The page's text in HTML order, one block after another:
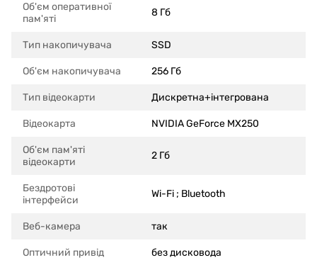
Об'єм оперативної
пам'яті
8 Гб
Тип накопичувача SSD
Об'єм накопичувача 256 Гб
Тип відеокарти Дискретна+інтегрована
Відеокарта NVIDIA GeForce MX250
Об'єм пам'яті
відеокарти
2 Гб
Бездротові
інтерфейси
Wi-Fi ; Bluetooth
Веб-камера так
Оптичний привід без дисковода